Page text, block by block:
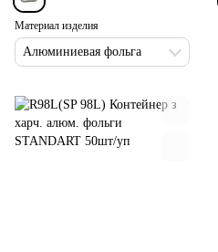
Материал изделия
Алюминиевая фольга